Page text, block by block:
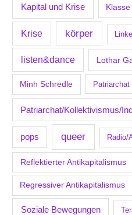
Kapital und Krise Klasse
Krise körper
listen&dance Lothar
Minh Schredle Patriarchat
Patriarchat/Kollektivismus/
pops queer Radio/
Reflektierter Antikapitalismus
Regressiver Antikapitalismus
Soziale Bewegungen